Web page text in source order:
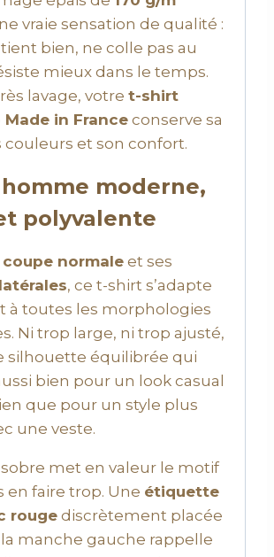
vraie sensation de qualité :
tient bien, ne colle pas au
mieux dans le temps.
lavage, votre t-shirt
in France conserve sa
couleurs et son confort.
moderne,
polyvalente
coupe normale et ses
, ce t-shirt s’adapte
à toutes les morphologies
Ni trop large, ni trop ajusté,
silhouette équilibrée qui
bien pour un look casual
que pour un style plus
une veste.
met en valeur le motif
en faire trop. Une étiquette
rouge discrètement placée
manche gauche rappelle